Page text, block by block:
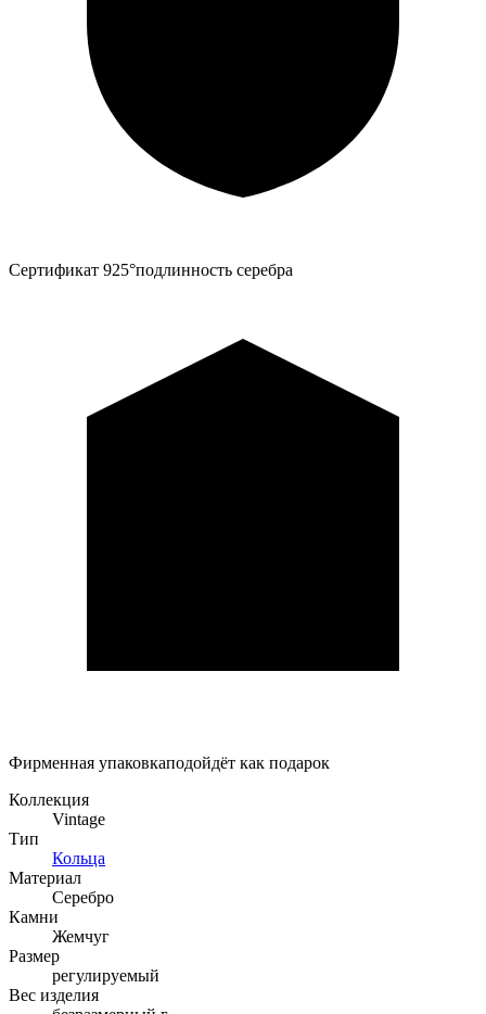
Сертификат 925°подлинность серебра
Фирменная упаковкаподойдёт как подарок
Коллекция
Vintage
Тип
Кольца
Материал
Серебро
Камни
Жемчуг
Размер
регулируемый
Вес изделия